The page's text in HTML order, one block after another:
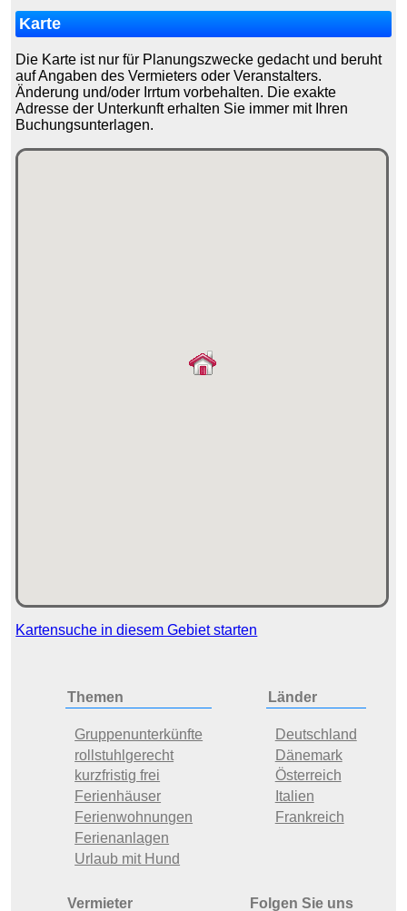
Karte
Die Karte ist nur für Planungszwecke gedacht und beruht
auf Angaben des Vermieters oder Veranstalters.
Änderung und/oder Irrtum vorbehalten. Die exakte
Adresse der Unterkunft erhalten Sie immer mit Ihren
Buchungsunterlagen.
Kartensuche in diesem Gebiet starten
Themen
Gruppenunterkünfte
rollstuhlgerecht
kurzfristig frei
Ferienhäuser
Ferienwohnungen
Ferienanlagen
Urlaub mit Hund
Länder
Deutschland
Dänemark
Österreich
Italien
Frankreich
Vermieter Folgen Sie uns